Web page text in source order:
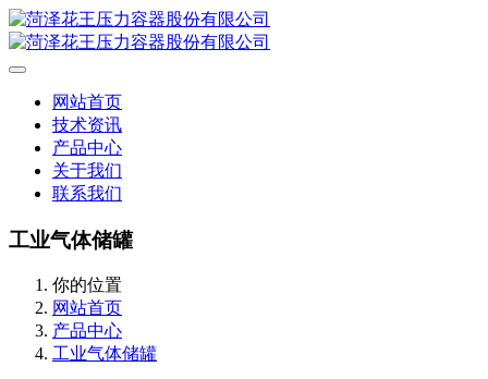
网站首页
技术资讯
产品中心
关于我们
联系我们
工业气体储罐
你的位置
网站首页
产品中心
工业气体储罐